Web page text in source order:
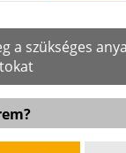
a szükséges